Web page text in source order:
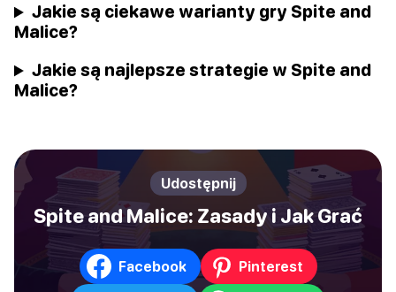
Jakie są ciekawe warianty gry Spite and
Malice?
Jakie są najlepsze strategie w Spite and
Malice?
Udostępnij
Spite and Malice: Zasady i Jak Grać
Facebook Pinterest